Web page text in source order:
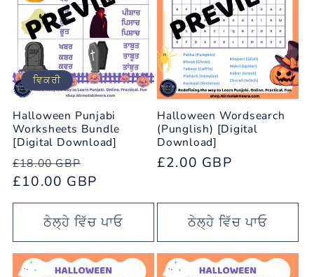
ਵਿਕਰੀ
Halloween Punjabi
Worksheets Bundle
[Digital Download]
ਨਿਯਮਤ
ਕੀਮਤ
£18.00 GBP
ਮੁੱਲ
£10.00 GBP
ਠੇਲ੍ਹੇ ਵਿੱਚ ਪਾਓ
Halloween Wordsearch
(Punglish) [Digital
Download]
ਨਿਯਮਤ
£2.00 GBP
ਠੇਲ੍ਹੇ ਵਿੱਚ ਪਾਓ